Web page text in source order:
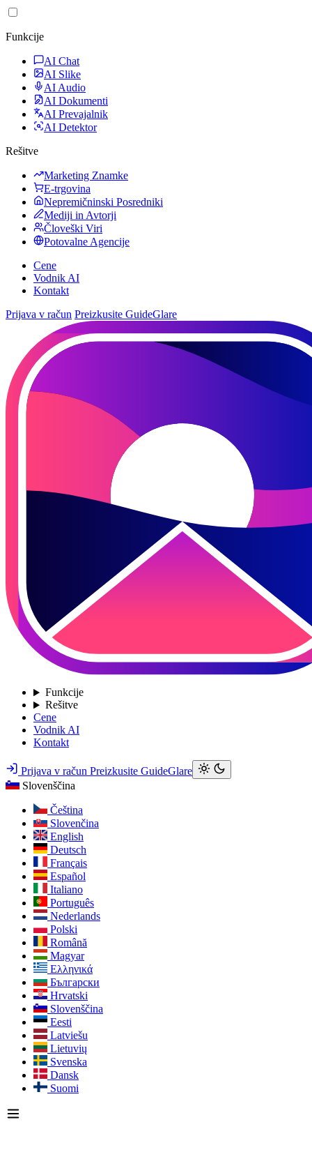
Funkcije
AI Chat
AI Slike
AI Audio
AI Dokumenti
AI Prevajalnik
AI Detektor
Rešitve
Marketing Znamke
E-trgovina
Nepremičninski Posredniki
Mediji in Avtorji
Človeški Viri
Potovalne Agencije
Cene
Vodnik AI
Kontakt
Prijava v račun Preizkusite GuideGlare
Funkcije
Rešitve
Cene
Vodnik AI
Kontakt
Prijava v račun Preizkusite GuideGlare
Slovenščina
Čeština
Slovenčina
English
Deutsch
Français
Español
Italiano
Português
Nederlands
Polski
Română
Magyar
Ελληνικά
Български
Hrvatski
Slovenščina
Eesti
Latviešu
Lietuvių
Svenska
Dansk
Suomi